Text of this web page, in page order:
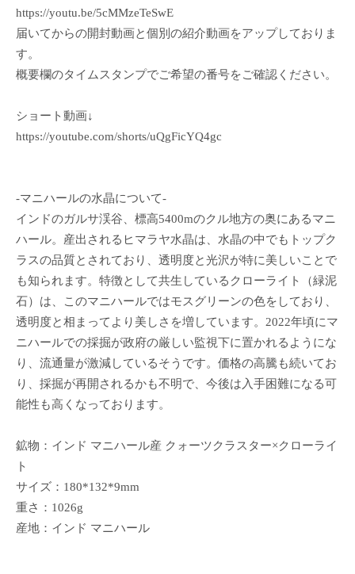
https://youtu.be/5cMMzeTeSwE
届いてからの開封動画と個別の紹介動画をアップしておりま
す。
概要欄のタイムスタンプでご希望の番号をご確認ください。
ショート動画↓
https://youtube.com/shorts/uQgFicYQ4gc
-マニハールの水晶について-
インドのガルサ渓谷、標高5400mのクル地方の奥にあるマニ
ハール。産出されるヒマラヤ水晶は、水晶の中でもトップク
ラスの品質とされており、透明度と光沢が特に美しいことで
も知られます。特徴として共生しているクローライト（緑泥
石）は、このマニハールではモスグリーンの色をしており、
透明度と相まってより美しさを増しています。2022年頃にマ
ニハールでの採掘が政府の厳しい監視下に置かれるようにな
り、流通量が激減しているそうです。価格の高騰も続いてお
り、採掘が再開されるかも不明で、今後は入手困難になる可
能性も高くなっております。
鉱物：インド マニハール産 クォーツクラスター×クローライ
ト
サイズ：180*132*9mm
重さ：1026g
産地：インド マニハール